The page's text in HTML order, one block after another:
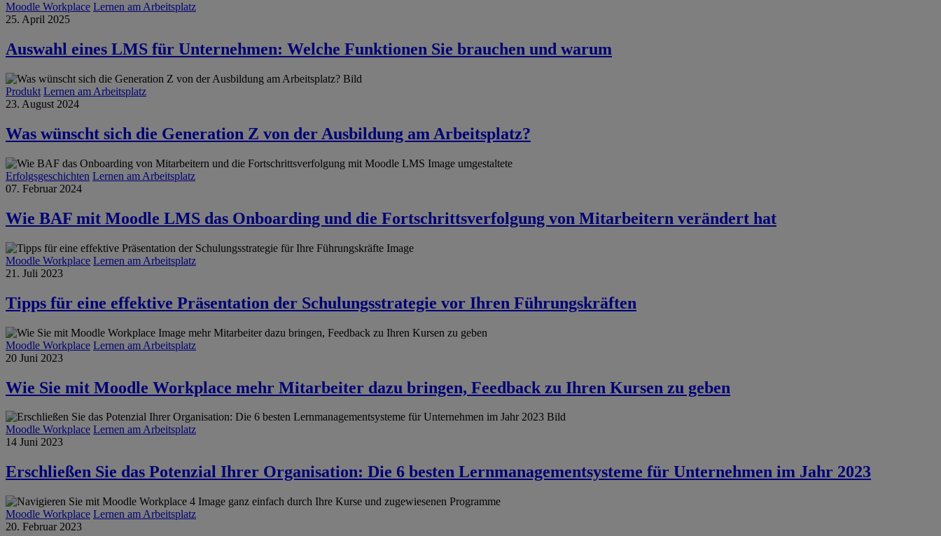
Moodle Workplace Lernen am Arbeitsplatz
25. April 2025
Auswahl eines LMS für Unternehmen: Welche Funktionen Sie brauchen und warum
Produkt Lernen am Arbeitsplatz
23. August 2024
Was wünscht sich die Generation Z von der Ausbildung am Arbeitsplatz?
Erfolgsgeschichten Lernen am Arbeitsplatz
07. Februar 2024
Wie BAF mit Moodle LMS das Onboarding und die Fortschrittsverfolgung von Mitarbeitern verändert hat
Moodle Workplace Lernen am Arbeitsplatz
21. Juli 2023
Tipps für eine effektive Präsentation der Schulungsstrategie vor Ihren Führungskräften
Moodle Workplace Lernen am Arbeitsplatz
20 Juni 2023
Wie Sie mit Moodle Workplace mehr Mitarbeiter dazu bringen, Feedback zu Ihren Kursen zu geben
Moodle Workplace Lernen am Arbeitsplatz
14 Juni 2023
Erschließen Sie das Potenzial Ihrer Organisation: Die 6 besten Lernmanagementsysteme für Unternehmen im Jahr 2023
Moodle Workplace Lernen am Arbeitsplatz
20. Februar 2023